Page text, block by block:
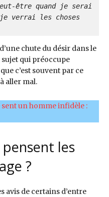
être quand je serai
verrai les choses
chute du désir dans le
qui préoccupe
c’est souvent par ce
aller mal.
sent un homme infidèle :
les
?
avis de certains d’entre